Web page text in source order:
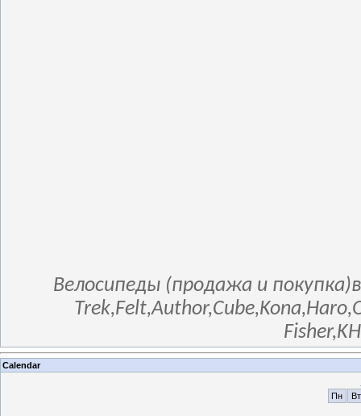
Велосипеды (продажа и
Calendar
Пн
Вт